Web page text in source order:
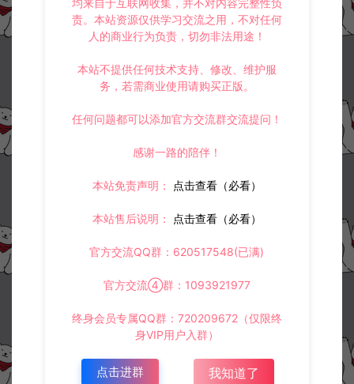
均来自于互联网收集，并不对内容完整性负
责。本站资源仅供学习交流之用，不对任何
人的商业行为负责，切勿非法用途！
本站不提供任何技术支持、修改、维护服
务，若需商业使用请购买正版。
任何问题都可以添加官方交流群交流提问！
感谢一路的陪伴！
本站免责声明： 点击查看（必看）
本站售后说明： 点击查看（必看）
官方交流QQ群：620517548(已满)
官方交流④群：1093921977
终身会员专属QQ群：720209672（仅限终
身VIP用户入群）
点击进群 我知道了